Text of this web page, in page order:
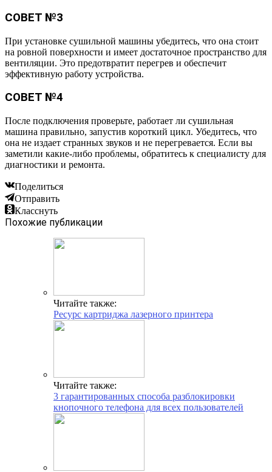
СОВЕТ №3
При установке сушильной машины убедитесь, что она стоит
на ровной поверхности и имеет достаточное пространство для
вентиляции. Это предотвратит перегрев и обеспечит
эффективную работу устройства.
СОВЕТ №4
После подключения проверьте, работает ли сушильная
машина правильно, запустив короткий цикл. Убедитесь, что
она не издает странных звуков и не перегревается. Если вы
заметили какие-либо проблемы, обратитесь к специалисту для
диагностики и ремонта.
Поделиться
Отправить
Класснуть
Похожие публикации
Читайте также:
Ресурс картриджа лазерного принтера
Читайте также:
3 гарантированных способа разблокировки
кнопочного телефона для всех пользователей